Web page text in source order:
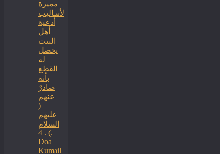
مميزة
لأساليب
أدعية
أهل
البيت
يحصل
له
القطع
بأنه
صادرٌ
عنهم
(
عليهم
السلام
) . 4.
Doa
Kumail